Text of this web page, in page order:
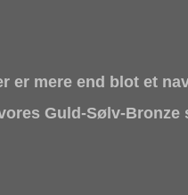
er mere end blot et
Guld-Sølv-Bronze